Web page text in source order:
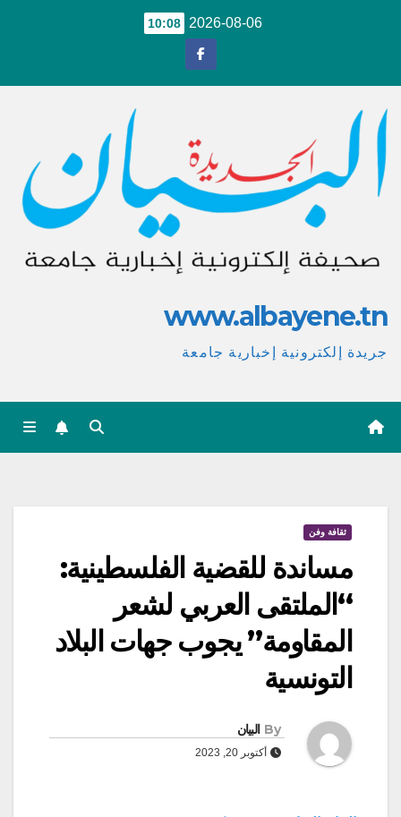
2026-08-06
10:08
www.albayene.tn
جريدة إلكترونية إخبارية جامعة
ثقافة وفن
مساندة للقضية الفلسطينية:
“الملتقى العربي لشعر
المقاومة” يجوب جهات البلاد
التونسية
By البيان
أكتوبر 20, 2023